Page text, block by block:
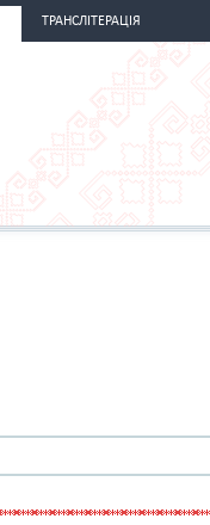
ТРАНСЛІТЕРАЦІЯ